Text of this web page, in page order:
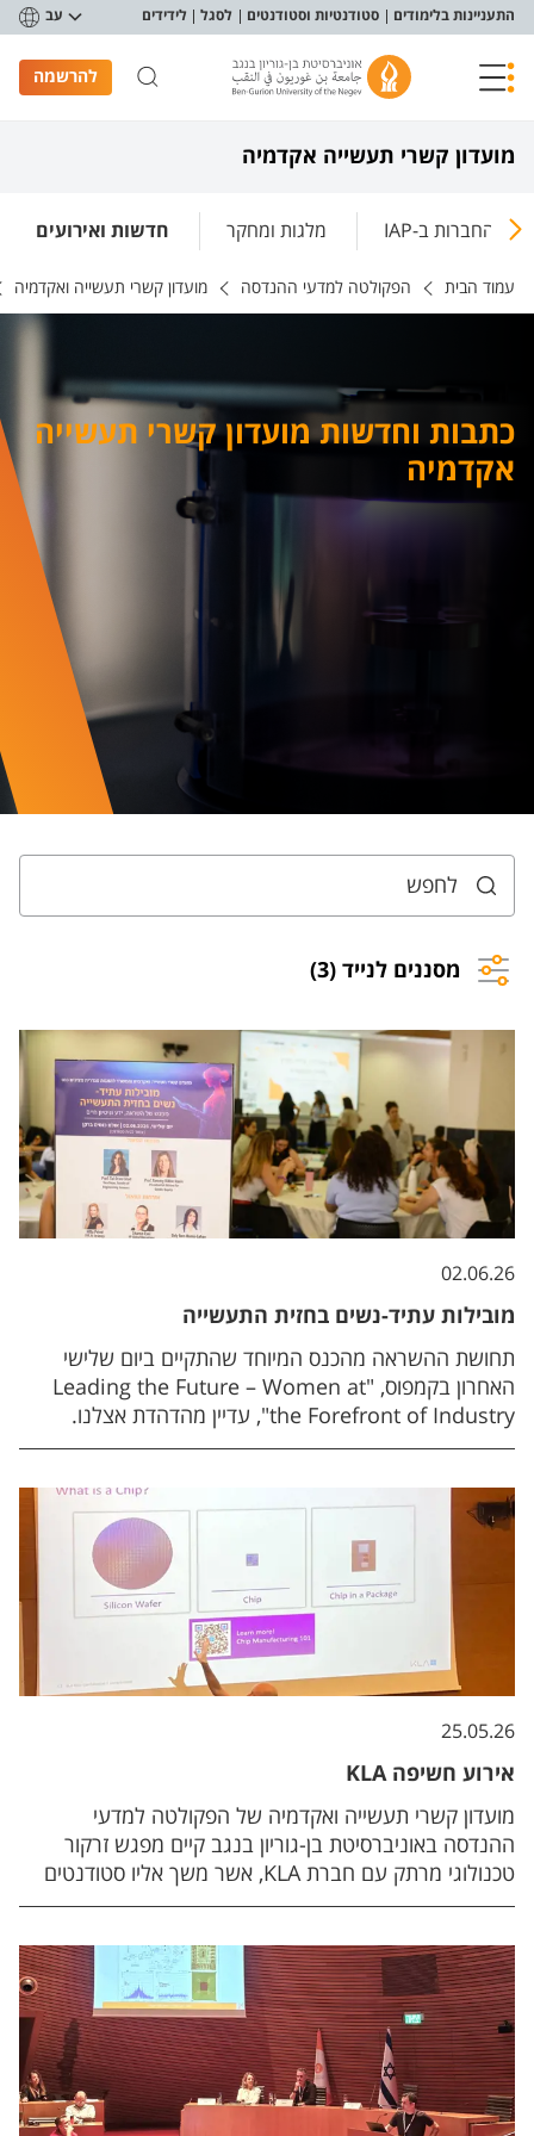
תפריט נגישות
התעניינות בלימודים סטודנטיות וסטודנטים לסגל לידידים עב
להרשמה
מועדון קשרי תעשייה אקדמיה
החברות ב-IAP מלגות ומחקר חדשות ואירועים
עמוד הבית הפקולטה למדעי ההנדסה מועדון קשרי תעשייה ואקדמיה
כתבות וחדשות מועדון קשרי תעשייה
אקדמיה
מסננים לנייד (3)
02.06.26
מובילות עתיד-נשים בחזית התעשייה
תחושת ההשראה מהכנס המיוחד שהתקיים ביום שלישי
האחרון בקמפוס, "Leading the Future – Women at
the Forefront of Industry", עדיין מהדהדת אצלנו.
האירוע, שהופק על ידי המועדון לקשרי תעשייה ואקדמיה של
מגדרית, נולד במטרה לפתוח דלתות עבור הסטודנטיות
שלנו, לחבר אותן להצלחה בעולם האמיתי ולהעניק להן
נקודת זינוק עוצמתית לקריירה. הבוקר נפתח בפאנל מרתק
בהנחייתן של פרופ' תמי ריקלין רביב ופרופ' טל אורון-גלעד,
ובהשתתפות שבע בוגרות מצטיינות של הפקולטה למדעי
ההנדסה ומדעי המחשב המכהנות כיום בתפקידי ניהול
בכירים בחברות המובילות במשק. הבוגרות שיתפו בסיפורן
האישי והעניקו תובנות על פריצת חסמים, איזון בין קריירה
למשפחה ובניית ביטחון מקצועי. בהמשך, הן הובילו שולחנות
עגולים אינטימיים לשיח פתוח ובגובה העיניים עם
הסטודנטיות. הפידבקים מהאירוע היו נלהבים. הסטודנטיות
יצאו עם אנרגיות שיא וקשרים חדשים, וחברי הסגל והאורחים
מהתעשייה הסכימו שמדובר באירוע בעל השפעה עמוקה.
אחד השותפים מהתעשייה אף שיתף בחיוך: "הלוואי שהבנות
שלי היו כאן היום כדי לחוות את זה". תודה ענקית לכל
והוכיחו שוב – יש נשים שלא רק סוללות את הדרך, אלא
משרות השראה על אחרות לצעוד בה.
25.05.26
אירוע חשיפה KLA
מועדון קשרי תעשייה ואקדמיה של הפקולטה למדעי
ההנדסה באוניברסיטת בן-גוריון בנגב קיים מפגש זרקור
טכנולוגי מרתק עם חברת KLA, אשר משך אליו סטודנטים
ומחקרים רבים מהפקולטה. במרכז המפגש עמדה הרצאתו
הנדסת מערכות (System Engineering TL) בחברה, תחת
הכותרת: "Engineering the Invisible: Finding a grain
of sand in a football field". במהלך ההרצאה, לקח
האק את הסטודנטים אל מאחורי הקלעים של עולם המוליכים
למחצה והטכנולוגיות התת-ננומטריות. הוא הציג את
האתגרים ההנדסיים והמדעיים המורכבים ביותר שעמם